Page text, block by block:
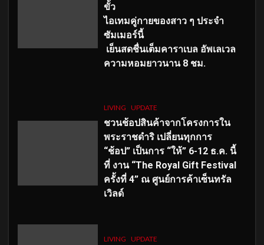
ขั้ว
ไอเทมคู่กายของสาว ๆ ประจำ
ซัมเมอร์นี้
เย็นสดชื่นเต็มคาราเบล อัพเลเวล
ความหอมยาวนาน 8 ชม.
LIVING UPDATE
ชวนช้อปสินค้าจากโครงการใน
พระราชดำริ เปลี่ยนทุกการ
“ช้อป” เป็นการ “ให้” 6-12 ธ.ค. นี้
ที่ งาน “The Royal Gift Festival
ครั้งที่ 4” ณ ศูนย์การค้าเซ็นทรัล
เวิลด์
LIVING UPDATE